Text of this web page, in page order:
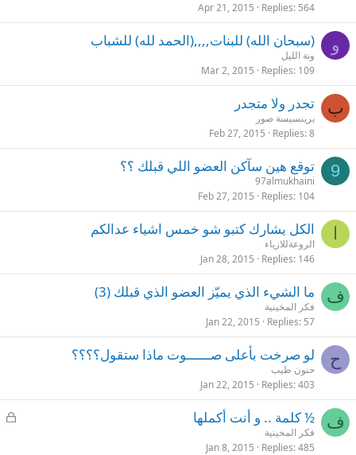
Replies 564
Apr 21, 2015
و (سبحان الله) للبنات,,,,(الحمد لله) للشباب
ونة الليل
Replies 109
Mar 2, 2015
ب تجدر ولا متجدر
برينسيسة صور
Replies 8
Feb 27, 2015
9 توقع هين سآكن العضو اللي قبلك ؟؟
97almukhaini
Replies 104
Feb 27, 2015
ا الكل يشارك كتبو شو خمس اشياء عدالكم
الروعةللازياء
Replies 146
Jan 28, 2015
ف ما الشيء الذي يميّز العضو الذي قبلك (3)
فكر المخينية
Replies 57
Jan 22, 2015
ح لو صرخت بأعلى صــــــوت ماذا ستقول؟؟؟؟
حنون طيب
Replies 403
Jan 22, 2015
ف
L
½ كلمة .. و أنت أكملها
فكر المخينية
Replies 485
Jan 8, 2015